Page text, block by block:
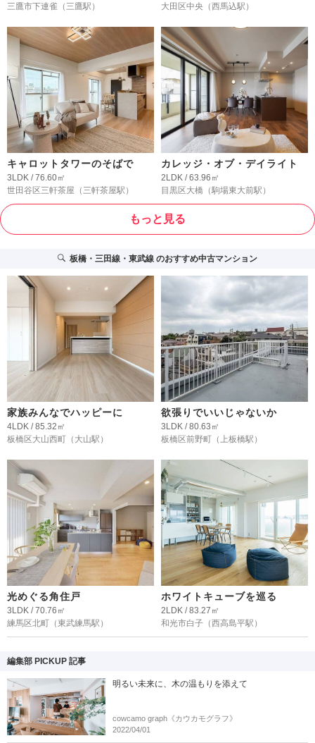
三鷹市下連雀 （三鷹駅）
大田区中央 （西馬込駅）
キャロットタワーのそばで
3LDK / 76.60㎡
世田谷区三軒茶屋 （三軒茶屋駅）
カレッジ・オブ・デイライト
2LDK / 63.96㎡
目黒区大橋 （駒場東大前駅）
もっと見る
板橋・三田線・東武線のおすすめ中古マンション
家族みんなでハッピーに
4LDK / 85.32㎡
板橋区大山西町 （大山駅）
欲張りでいいじゃないか
3LDK / 80.63㎡
板橋区前野町 （上板橋駅）
光めぐる角住戸
3LDK / 70.76㎡
練馬区北町 （東武練馬駅）
ホワイトキューブを巡る
2LDK / 83.27㎡
和光市白子 （西高島平駅）
編集部 PICKUP 記事
明るい未来に、木の温もりを添えて
cowcamo graph《カウカモグラフ》
2022/04/01